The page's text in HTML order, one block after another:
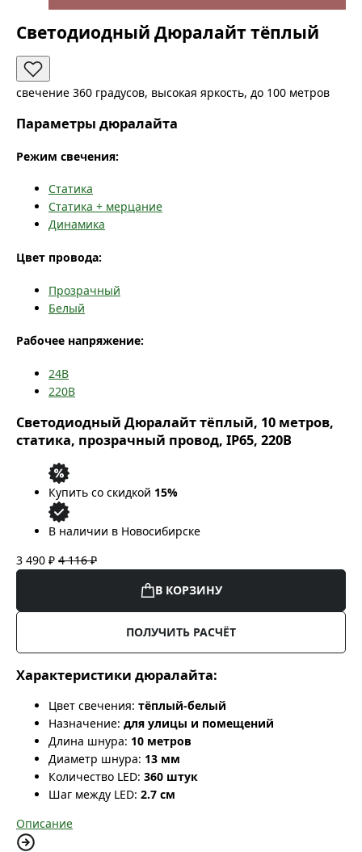
Светодиодный Дюралайт тёплый
свечение 360 градусов, высокая яркость, до 100 метров
Параметры дюралайта
Режим свечения:
Статика
Статика + мерцание
Динамика
Цвет провода:
Прозрачный
Белый
Рабочее напряжение:
24В
220В
Светодиодный Дюралайт тёплый, 10 метров,
статика, прозрачный провод, IP65, 220В
Купить со скидкой 15%
В наличии в Новосибирске
3 490 ₽ 4 116 ₽
В КОРЗИНУ
ПОЛУЧИТЬ РАСЧЁТ
Характеристики дюралайта:
Цвет свечения: тёплый-белый
Назначение: для улицы и помещений
Длина шнура: 10 метров
Диаметр шнура: 13 мм
Количество LED: 360 штук
Шаг между LED: 2.7 см
Описание